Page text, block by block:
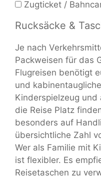
Zugticket /
Rucksäcke &
Je nach
Packweisen für das
Flugreisen benötigt
und
Kinderspielzeug
die Reise Platz
besonders auf
übersichtliche Zahl
Wer als Familie mit
ist flexibler. Es
Reisetaschen zu